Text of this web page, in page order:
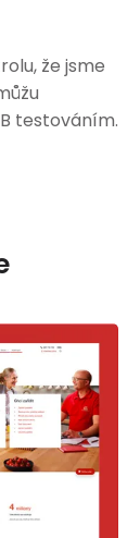
že jsme
testováním.